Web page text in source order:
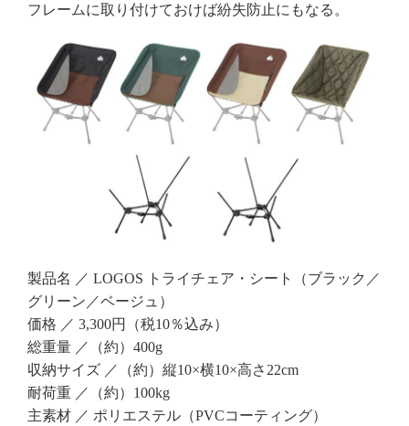
フレームに取り付けておけば紛失防止にもなる。
製品名 ／ LOGOS トライチェア・シート（ブラック／
グリーン／ベージュ）
価格 ／ 3,300円（税10％込み）
総重量 ／（約）400g
収納サイズ ／（約）縦10×横10×高さ22cm
耐荷重 ／（約）100kg
主素材 ／ ポリエステル（PVCコーティング）